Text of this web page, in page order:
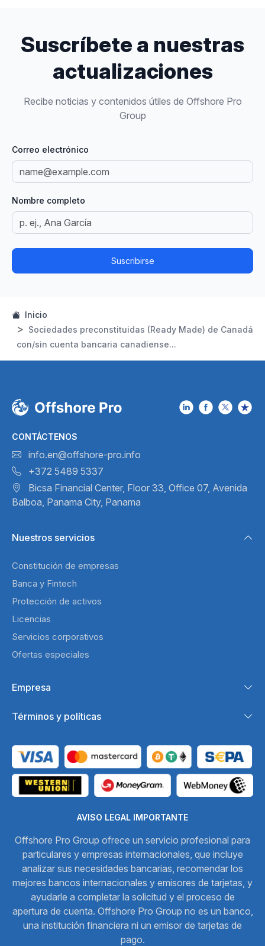
Suscríbete a nuestras
actualizaciones
Recibe noticias y contenidos útiles de Offshore Pro
Group
Correo electrónico
Nombre completo
Suscribirse
Inicio
Sociedades preconstituidas (Ready Made) de Canadá
con/sin cuenta bancaria canadiense...
CONTÁCTENOS
info.en@offshore-pro.info
+372 5489 5337
Bicsa Financial Center, Floor 33, Office 07, Avenida
Balboa, Panama City, Panama
Nuestros servicios
Constitución de empresas
Banca y Fintech
Protección de activos
Licencias
Servicios corporativos
Ofertas especiales
Empresa
Términos y políticas
AVISO LEGAL IMPORTANTE
Offshore Pro Group ofrece un servicio profesional para
particulares y empresas internacionales, que incluye
analizar sus necesidades bancarias, recomendar los
mejores bancos internacionales y emisores de tarjetas, y
ayudarle a completar la solicitud y el proceso de
apertura de cuenta. Offshore Pro Group no es un banco,
una institución financiera ni un emisor de tarjetas de
pago.